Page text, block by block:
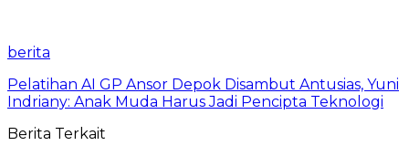
berita
Pelatihan AI GP Ansor Depok Disambut Antusias, Yuni
Indriany: Anak Muda Harus Jadi Pencipta Teknologi
Berita Terkait